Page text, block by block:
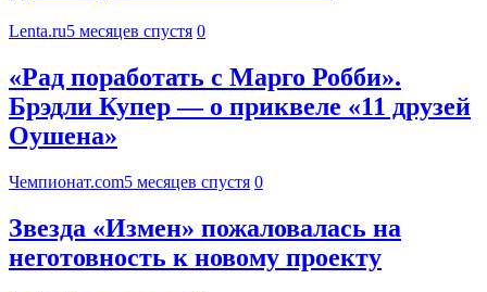
Lenta.ru5 месяцев спустя 0
«Рад поработать с Марго Робби».
Брэдли Купер — о приквеле «11 друзей
Оушена»
Чемпионат.com5 месяцев спустя 0
Звезда «Измен» пожаловалась на
неготовность к новому проекту